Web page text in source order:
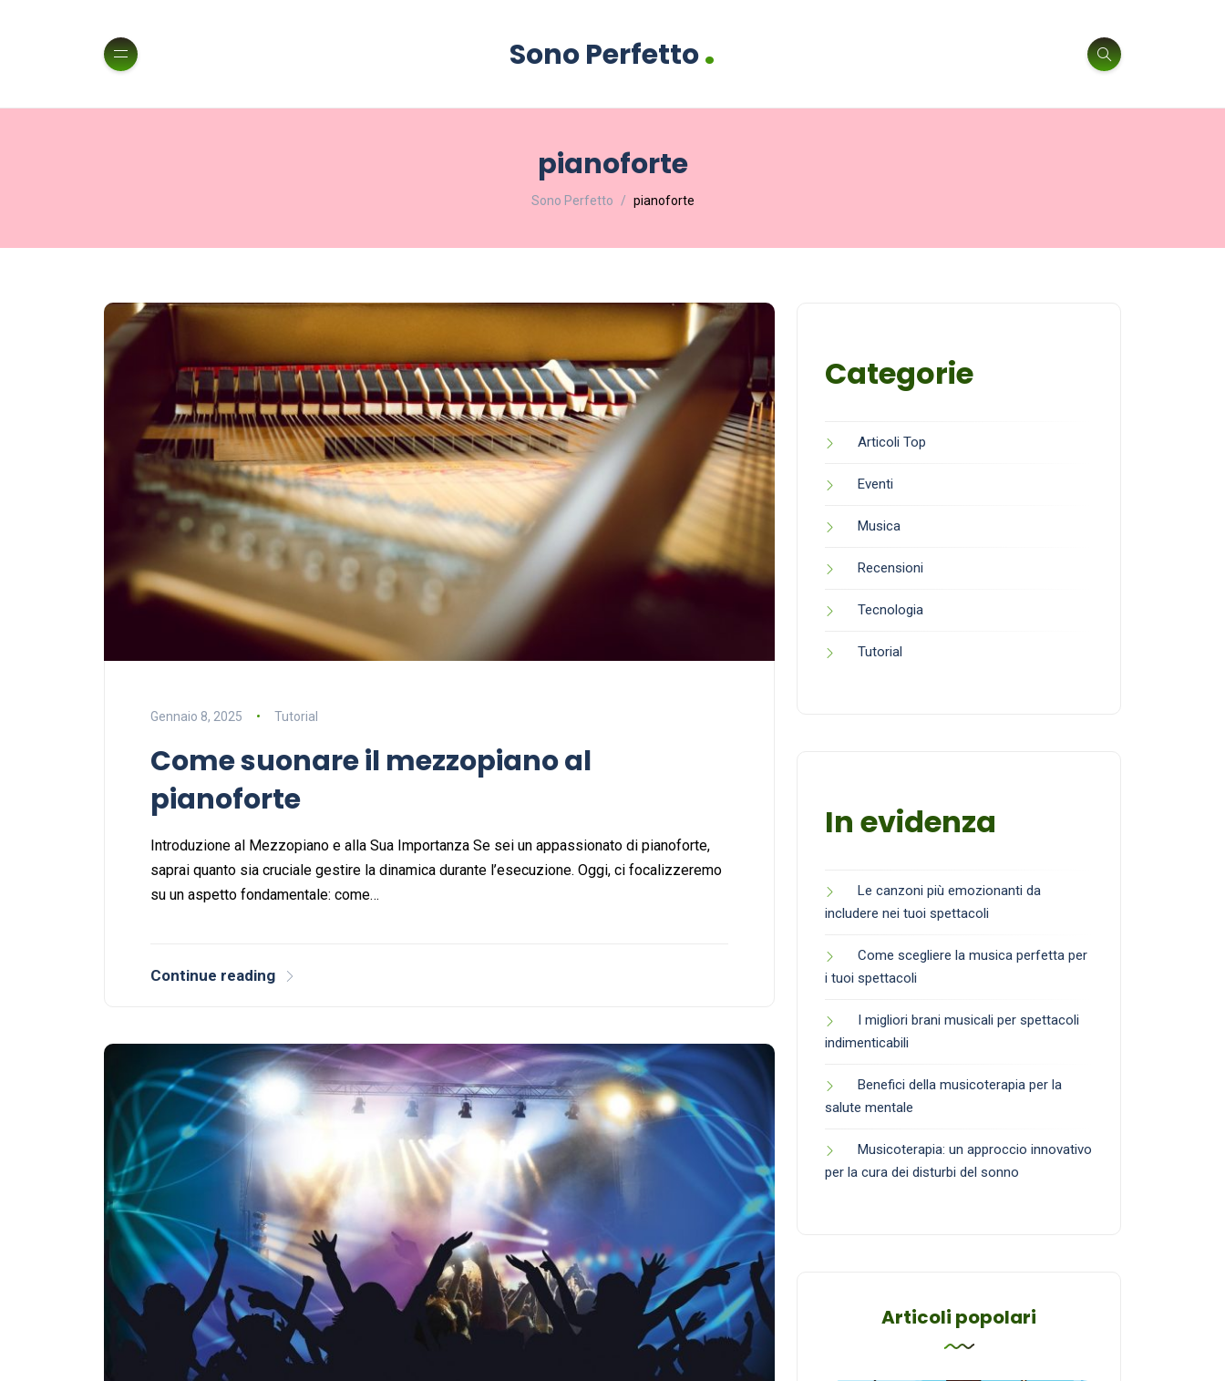
Sono Perfetto.
pianoforte
Sono Perfetto pianoforte
Gennaio 8, 2025 Tutorial
Come suonare il mezzopiano al
pianoforte
Introduzione al Mezzopiano e alla Sua Importanza Se sei un appassionato di pianoforte,
saprai quanto sia cruciale gestire la dinamica durante l’esecuzione. Oggi, ci focalizzeremo
su un aspetto fondamentale: come…
Continue reading
Categorie
Articoli Top
Eventi
Musica
Recensioni
Tecnologia
Tutorial
In evidenza
Le canzoni più emozionanti da
includere nei tuoi spettacoli
Come scegliere la musica perfetta per
i tuoi spettacoli
I migliori brani musicali per spettacoli
indimenticabili
Benefici della musicoterapia per la
salute mentale
Musicoterapia: un approccio innovativo
per la cura dei disturbi del sonno
Articoli popolari